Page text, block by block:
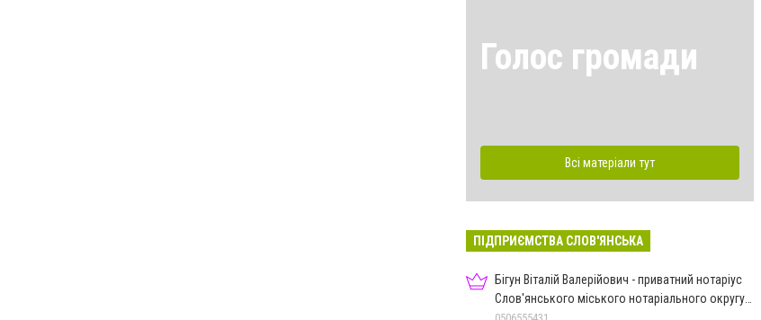
Голос громади
Всі матеріали тут
ПІДПРИЄМСТВА СЛОВ'ЯНСЬКА
Бігун Віталій Валерійович - приватний нотаріус
Слов'янського міського нотаріального округу
Дон.обл.